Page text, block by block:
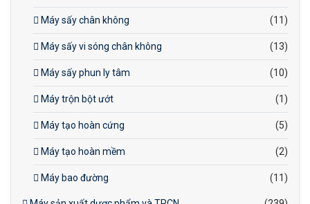
Máy sấy chân không (11)
Máy sấy vi sóng chân không (13)
Máy sấy phun ly tâm (10)
Máy trộn bột ướt (1)
Máy tạo hoàn cứng (5)
Máy tạo hoàn mềm (2)
Máy bao đường (11)